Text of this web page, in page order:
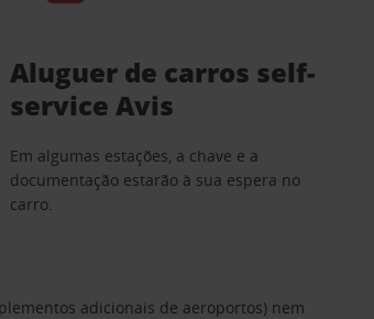
Aluguer de carros self-
service Avis
Em algumas estações, a chave e a
documentação estarão à sua espera no
carro.
adicionais de aeroportos) nem